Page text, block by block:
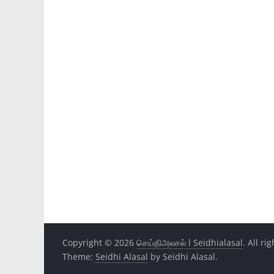
Copyright © 2026 செய்திஅலசல் l Seidhialasal. All
Theme: Seidhi Alasal by Seidhi Alasal.